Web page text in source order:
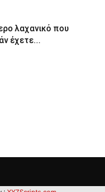
λαχανικό που
έχετε...